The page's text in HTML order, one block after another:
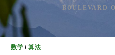
BOULEVARD
数学 /算法